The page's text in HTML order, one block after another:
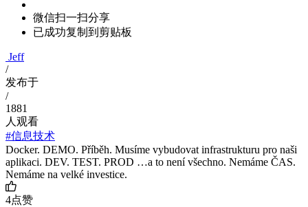
微信扫一扫分享
已成功复制到剪贴板
Jeff
/
发布于
/
1881
人观看
#信息技术
Docker. DEMO. Příběh. Musíme vybudovat infrastrukturu pro naši
aplikaci. DEV. TEST. PROD …a to není všechno. Nemáme ČAS.
Nemáme na velké investice.
4点赞